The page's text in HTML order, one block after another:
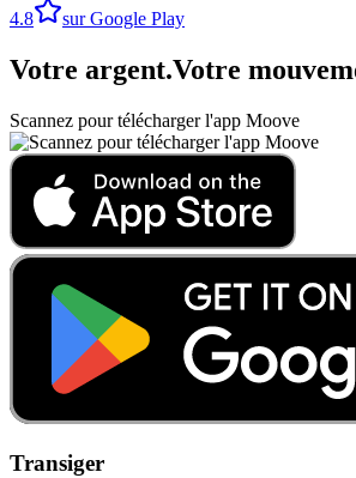
4.8 sur Google Play
Votre argent.Votre
Scannez pour télécharger l'app Moove
Transiger